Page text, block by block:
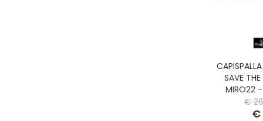
SAVE
MIRO22
€
€